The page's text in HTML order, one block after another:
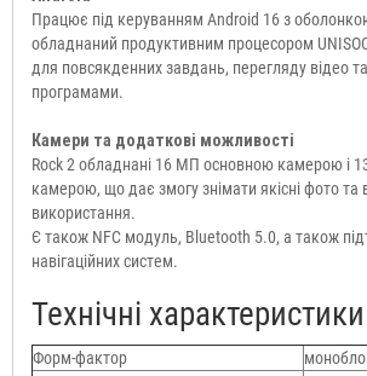
Працює під керуванням Android 16 з
обладнаний продуктивним процесором
для повсякденних завдань, перегляду відео
програмами.
Камери та додаткові можливості
Rock 2 обладнані 16 МП основною камерою і
камерою, що дає змогу знімати якісні фото та
використання.
Є також NFC модуль, Bluetooth 5.0, а також
навігаційних систем.
Технічні характеристики
Форм-фактор